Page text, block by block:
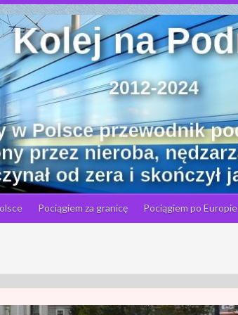
Pociągiem za granicę Pociągiem po Europie